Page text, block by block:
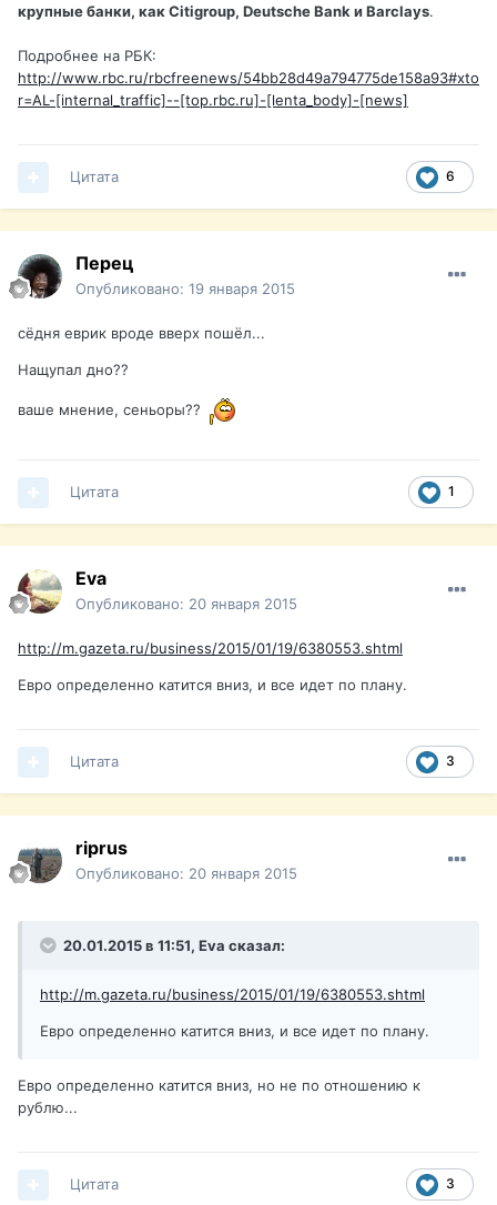
крупные банки, как Citigroup, Deutsche Bank и Barclays.
Подробнее на РБК:
http://www.rbc.ru/rbcfreenews/54bb28d49a794775de158a93#xto
r=AL-[internal_traffic]--[top.rbc.ru]-[lenta_body]-[news]
6
Цитата
Перец
Опубликовано: 19 января 2015
сёдня еврик вроде вверх пошёл...
Нащупал дно??
ваше мнение, сеньоры??
1
Цитата
Eva
Опубликовано: 20 января 2015
http://m.gazeta.ru/business/2015/01/19/6380553.shtml
Евро определенно катится вниз, и все идет по плану.
3
Цитата
riprus
Опубликовано: 20 января 2015
20.01.2015 в 11:51, Eva сказал:
http://m.gazeta.ru/business/2015/01/19/6380553.shtml
Евро определенно катится вниз, и все идет по плану.
Евро определенно катится вниз, но не по отношению к
рублю...
3
Цитата